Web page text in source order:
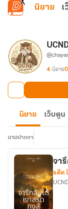
ข้ามไปยังเนื้อหาหลั
นิยาย
4 นิยาย0
นิยาย เว็บตูน
นามปากกา
จา
อดีต